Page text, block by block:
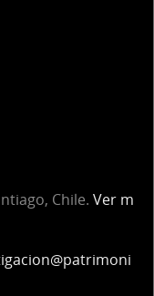
Chile. Ver m